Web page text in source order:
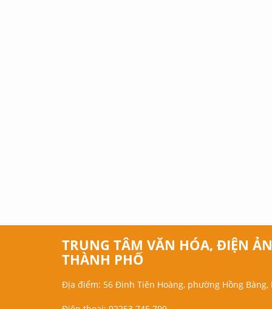
TRUNG TÂM VĂN HÓA, ĐIỆN
THÀNH PHỐ
Địa điểm: 56 Đinh Tiên Hoàng, phường Hồng Bàng,